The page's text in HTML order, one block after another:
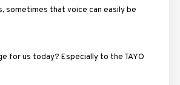
sometimes that voice can easily be
for us today? Especially to the TAYO